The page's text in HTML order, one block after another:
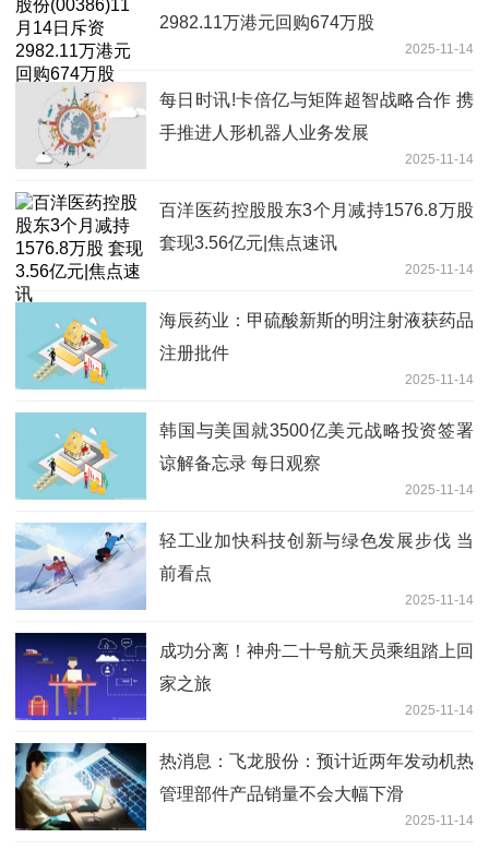
2982.11万港元回购674万股
2025-11-14
每日时讯!卡倍亿与矩阵超智战略合作 携
手推进人形机器人业务发展
2025-11-14
百洋医药控股股东3个月减持1576.8万股
套现3.56亿元|焦点速讯
2025-11-14
海辰药业：甲硫酸新斯的明注射液获药品
注册批件
2025-11-14
韩国与美国就3500亿美元战略投资签署
谅解备忘录 每日观察
2025-11-14
轻工业加快科技创新与绿色发展步伐 当
前看点
2025-11-14
成功分离！神舟二十号航天员乘组踏上回
家之旅
2025-11-14
热消息：飞龙股份：预计近两年发动机热
管理部件产品销量不会大幅下滑
2025-11-14